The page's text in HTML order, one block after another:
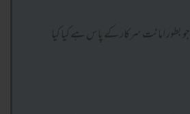
بطور امانت سرکار کے پاس ہے کیا کیا